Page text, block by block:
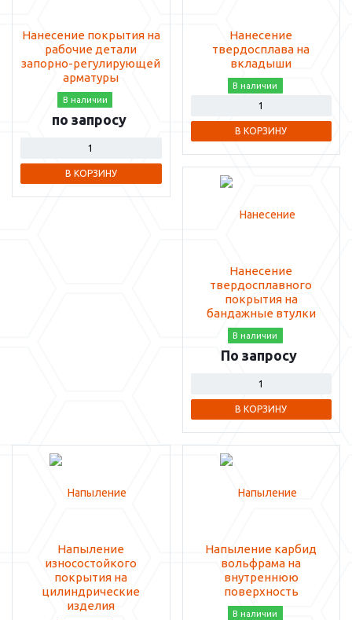
Нанесение покрытия на
рабочие детали
запорно-регулирующей
арматуры
В наличии
по запросу
В КОРЗИНУ
Нанесение
твердосплава на
вкладыши
В наличии
В КОРЗИНУ
Нанесение
твердосплавного
покрытия на
бандажные втулки
В наличии
По запросу
В КОРЗИНУ
Напыление
износостойкого
покрытия на
цилиндрические
изделия
Напыление карбид
вольфрама на
внутреннюю
поверхность
В наличии